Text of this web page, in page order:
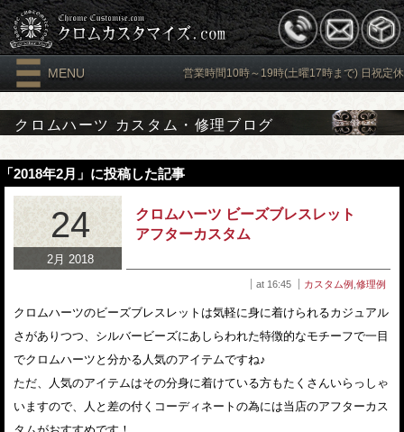
MENU 営業時間10時～19時(土曜17時まで) 日祝定休
クロムハーツ カスタム・修理ブログ
「2018年2月」に投稿した記事
24
2月 2018
クロムハーツ ビーズブレスレット
アフターカスタム
at 16:45 カスタム例 修理例
クロムハーツのビーズブレスレットは気軽に身に着けられるカジュアル
さがありつつ、シルバービーズにあしらわれた特徴的なモチーフで一目
でクロムハーツと分かる人気のアイテムですね♪
ただ、人気のアイテムはその分身に着けている方もたくさんいらっしゃ
いますので、人と差の付くコーディネートの為には当店のアフターカス